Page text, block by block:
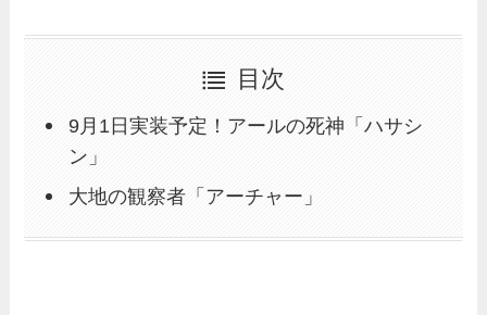
目次
9月1日実装予定！アールの死神「ハサシ
ン」
大地の観察者「アーチャー」